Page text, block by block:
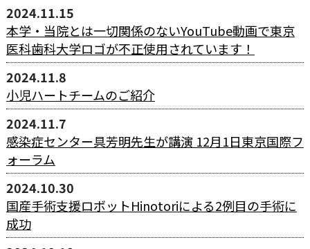
2024.11.15
本学・当院とは一切関係のないYouTube動画で東京
医科歯科大学ロゴが不正使用されています！
2024.11.8
小児ハートチームのご紹介
2024.11.7
感染症センター具芳明先生が講演 12月1日東京国際フ
ォーラム
2024.10.30
国産手術支援ロボットHinotoriによる2例目の手術に
成功